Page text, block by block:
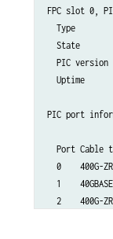
FPC slot 0,
Type
State
PIC version
  Uptime			    17 minutes, 8 seconds
PIC port
Port Cable
0    400G-
1
2    400G-